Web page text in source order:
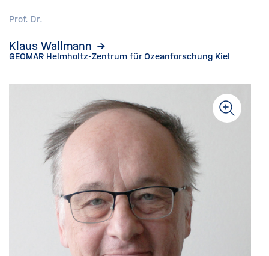
Prof. Dr.
Klaus Wallmann
GEOMAR Helmholtz-Zentrum für Ozeanforschung Kiel